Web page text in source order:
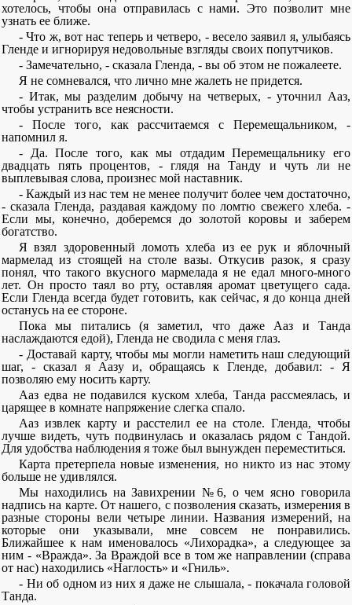
хотелось, чтобы она отправилась с нами. Это позволит мне
узнать ее ближе.
- Что ж, вот нас теперь и четверо, - весело заявил я, улыбаясь
Гленде и игнорируя недовольные взгляды своих попутчиков.
- Замечательно, - сказала Гленда, - вы об этом не пожалеете.
Я не сомневался, что лично мне жалеть не придется.
- Итак, мы разделим добычу на четверых, - уточнил Ааз,
чтобы устранить все неясности.
- После того, как рассчитаемся с Перемещальником, -
напомнил я.
- Да. После того, как мы отдадим Перемещальнику его
двадцать пять процентов, - глядя на Танду и чуть ли не
выплевывая слова, произнес мой наставник.
- Каждый из нас тем не менее получит более чем достаточно,
- сказала Гленда, раздавая каждому по ломтю свежего хлеба. -
Если мы, конечно, доберемся до золотой коровы и заберем
богатство.
Я взял здоровенный ломоть хлеба из ее рук и яблочный
мармелад из стоящей на столе вазы. Откусив разок, я сразу
понял, что такого вкусного мармелада я не едал много-много
лет. Он просто таял во рту, оставляя аромат цветущего сада.
Если Гленда всегда будет готовить, как сейчас, я до конца дней
останусь на ее стороне.
Пока мы питались (я заметил, что даже Ааз и Танда
наслаждаются едой), Гленда не сводила с меня глаз.
- Доставай карту, чтобы мы могли наметить наш следующий
шаг, - сказал я Аазу и, обращаясь к Гленде, добавил: - Я
позволяю ему носить карту.
Ааз едва не подавился куском хлеба, Танда рассмеялась, и
царящее в комнате напряжение слегка спало.
Ааз извлек карту и расстелил ее на столе. Гленда, чтобы
лучше видеть, чуть подвинулась и оказалась рядом с Тандой.
Для удобства наблюдения я тоже был вынужден переместиться.
Карта претерпела новые изменения, но никто из нас этому
больше не удивлялся.
Мы находились на Завихрении №6, о чем ясно говорила
надпись на карте. От нашего, с позволения сказать, измерения в
разные стороны вели четыре линии. Названия измерений, на
которые они указывали, мне совсем не понравились.
Ближайшее к нам именовалось «Лихорадка», а следующее за
ним - «Вражда». За Враждой все в том же направлении (справа
от нас) находились «Наглость» и «Гниль».
- Ни об одном из них я даже не слышала, - покачала головой
Танда.